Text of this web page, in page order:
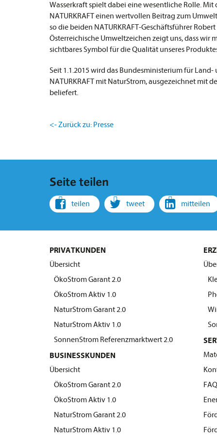
Wasserkraft spielt dabei eine wesentliche Rolle.
NATURKRAFTeinen wertvollen Beitrag zum
so die beiden NATURKRAFT-Geschäftsführer
Österreichische Umweltzeichen zeigt uns, dass wir
sichtbares Symbol für die Qualität unseres
Seit 1.1.2015 wird das Bundesministerium für
NATURKRAFT mit NaturStrom, ausgezeichnet mit
beliefert.
<- Zurück zu: Presse
Seite teilen
teilen tweet mitteilen
PRIVATKUNDEN
Übersicht
ÖkoStrom Garant 2.0
ÖkoStrom Aktiv 1.0
NaturStrom Garant 2.0
NaturStrom Aktiv 1.0
SonnenStrom Referenzmarktwert 2.0
BUSINESSKUNDEN
Übersicht
ÖkoStrom Garant 2.0
ÖkoStrom Aktiv 1.0
NaturStrom Garant 2.0
NaturStrom Aktiv 1.0
FAQ